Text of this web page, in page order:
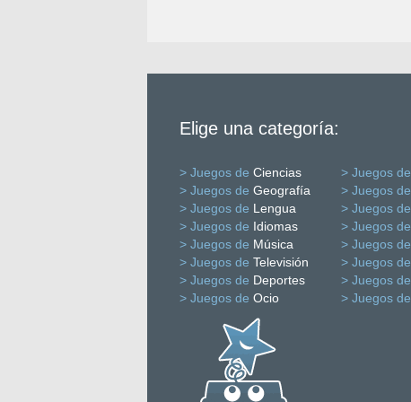
Elige una categoría:
> Juegos de Ciencias > Juegos de
> Juegos de Geografía > Juegos de
> Juegos de Lengua > Juegos de
> Juegos de Idiomas > Juegos de
> Juegos de Música > Juegos de
> Juegos de Televisión > Juegos de
> Juegos de Deportes > Juegos de
> Juegos de Ocio > Juegos de